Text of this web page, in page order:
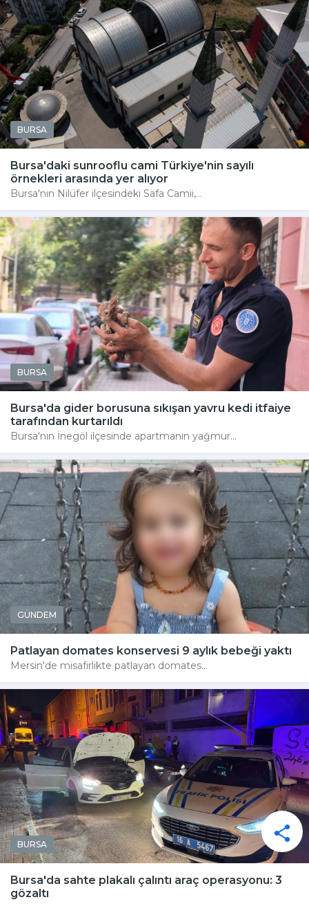
BURSA
Bursa'daki sunrooflu cami Türkiye'nin sayılı
örnekleri arasında yer alıyor
Bursa'nın Nilüfer ilçesindeki Safa Camii,...
BURSA
Bursa'da gider borusuna sıkışan yavru kedi itfaiye
tarafından kurtarıldı
Bursa'nın İnegöl ilçesinde apartmanın yağmur...
GÜNDEM
Patlayan domates konservesi 9 aylık bebeği yaktı
Mersin'de misafirlikte patlayan domates...
BURSA
Bursa'da sahte plakalı çalıntı araç operasyonu: 3
gözaltı